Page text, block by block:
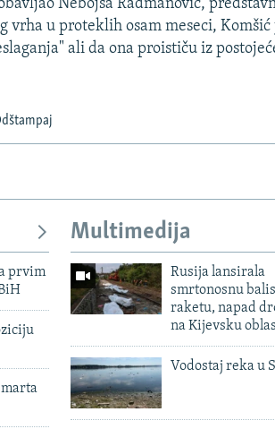
Nebojša Radmanović,
vrha u proteklih osam meseci, Komšić
ali da ona proističu iz
prvim
Multimedija
Rusija lansirala
smrtonosnu
raketu, napad
na Kijevsku
Vodostaj reka u